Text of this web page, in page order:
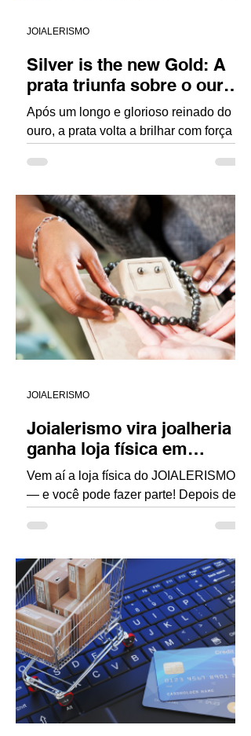
Silver is the new Gold: A
prata triunfa sobre o ouro
em 2025.
Após um longo e glorioso reinado do
ouro, a prata volta a brilhar com força
vitrines mais antenadas ....
JOIALERISMO
Joialerismo vira joalheria e
ganha loja física em
Ipanema
Vem aí a loja física do JOIALERISMO
— e você pode fazer parte! Depois de
independente por meio de...
JOIALERISMO